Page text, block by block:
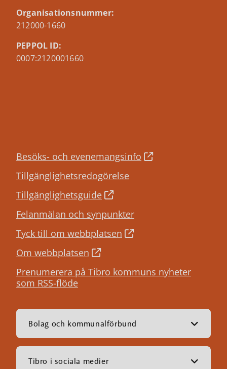
Organisationsnummer:
212000-1660
PEPPOL ID:
0007:2120001660
Besöks- och evenemangsinfo
Tillgänglighetsredogörelse
Tillgänglighetsguide
Felanmälan och synpunkter
Tyck till om webbplatsen
Om webbplatsen
Prenumerera på Tibro kommuns nyheter
som RSS-flöde
Bolag och kommunalförbund
Tibro i sociala medier